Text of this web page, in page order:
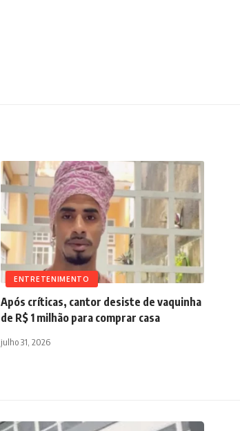
ENTRETENIMENTO
Após críticas, cantor desiste de vaquinha
de R$ 1 milhão para comprar casa
julho 31, 2026